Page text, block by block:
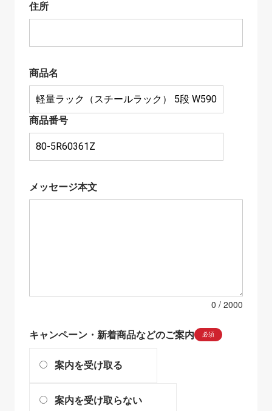
住所
商品名
商品番号
メッセージ本文
0
キャンペーン・新着商品などのご案内 必須
案内を受け取る
案内を受け取らない